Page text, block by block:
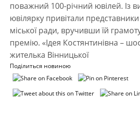
поважний 100-річний ювілей. Із
ювілярку привітали
міської ради, вручивши їй
премію. «Ідея Костянтинівна –
жителька Вінницької
Поділиться новиною